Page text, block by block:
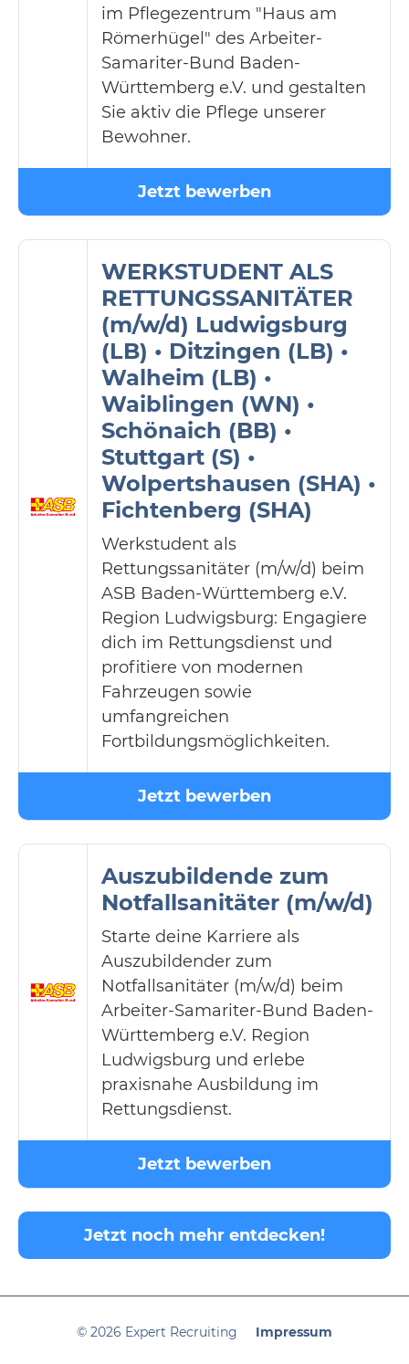
im Pflegezentrum "Haus am
Römerhügel" des Arbeiter-
Samariter-Bund Baden-
Württemberg e.V. und gestalten
Sie aktiv die Pflege unserer
Bewohner.
Jetzt bewerben
WERKSTUDENT ALS
RETTUNGSSANITÄTER
(m/w/d) Ludwigsburg
(LB) • Ditzingen (LB) •
Walheim (LB) •
Waiblingen (WN) •
Schönaich (BB) •
Stuttgart (S) •
Wolpertshausen (SHA) •
Fichtenberg (SHA)
Werkstudent als
Rettungssanitäter (m/w/d) beim
ASB Baden-Württemberg e.V.
Region Ludwigsburg: Engagiere
dich im Rettungsdienst und
profitiere von modernen
Fahrzeugen sowie
umfangreichen
Fortbildungsmöglichkeiten.
Jetzt bewerben
Auszubildende zum
Notfallsanitäter (m/w/d)
Starte deine Karriere als
Auszubildender zum
Notfallsanitäter (m/w/d) beim
Arbeiter-Samariter-Bund Baden-
Württemberg e.V. Region
Ludwigsburg und erlebe
praxisnahe Ausbildung im
Rettungsdienst.
Jetzt bewerben
Jetzt noch mehr entdecken!
© 2026 Expert Recruiting Impressum